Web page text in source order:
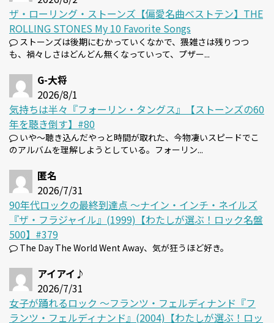
ザ・ローリング・ストーンズ【偏愛名曲ベストテン】THE
ROLLING STONES My 10 Favorite Songs
ストーンズは後期にむかっていくなかで、猥雑さは残りつつ
も、禍々しさはどんどん無くなっていって、プザー...
G-大将
2026/8/1
気持ちは半々『フォーリン・タングス』【ストーンズの60
年を聴き倒す】#80
いや～聴き込んだやっと時間が取れた、今物凄いスピードでこ
のアルバムを理解しようとしている。フォーリン...
匿名
2026/7/31
90年代ロックの最終到達点 〜ナイン・インチ・ネイルズ
『ザ・フラジャイル』(1999)【わたしが選ぶ！ロック名盤
500】#379
The Day The World Went Away、気が狂うほど好き。
アイアイ♪
2026/7/31
女子が踊れるロック 〜フランツ・フェルディナンド『フ
ランツ・フェルディナンド』(2004)【わたしが選ぶ！ロッ